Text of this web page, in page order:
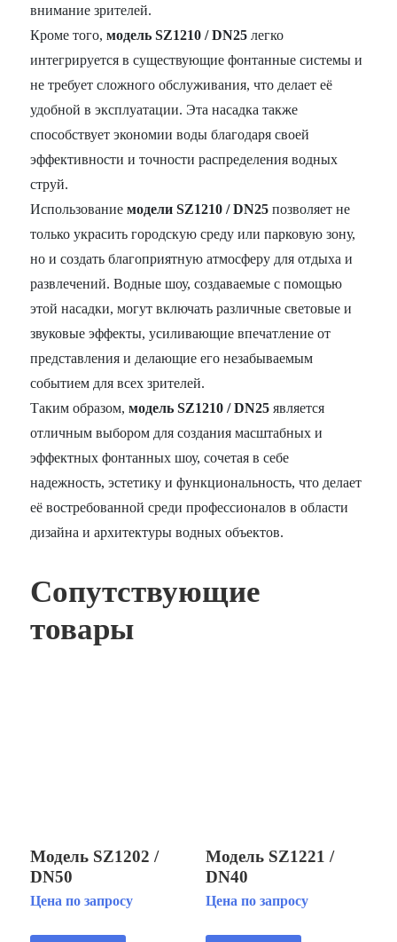
внимание зрителей.
Кроме того,модель SZ1210 / DN25 легко
интегрируется в существующие фонтанные системы и
не требует сложного обслуживания, что делает её
удобной в эксплуатации. Эта насадка также
способствует экономии воды благодаря своей
эффективности и точности распределения водных
струй.
Использованиемодели SZ1210 / DN25 позволяет не
только украсить городскую среду или парковую зону,
но и создать благоприятную атмосферу для отдыха и
развлечений. Водные шоу, создаваемые с помощью
этой насадки, могут включать различные световые и
звуковые эффекты, усиливающие впечатление от
представления и делающие его незабываемым
событием для всех зрителей.
Таким образом,модель SZ1210 / DN25 является
отличным выбором для создания масштабных и
эффектных фонтанных шоу, сочетая в себе
надежность, эстетику и функциональность, что делает
её востребованной среди профессионалов в области
дизайна и архитектуры водных объектов.
Сопутствующие
товары
Модель SZ1202 /
DN50
Многоструйная
Цена по запросу
Модель SZ1221 /
DN40
Многоструйная
Цена по запросу